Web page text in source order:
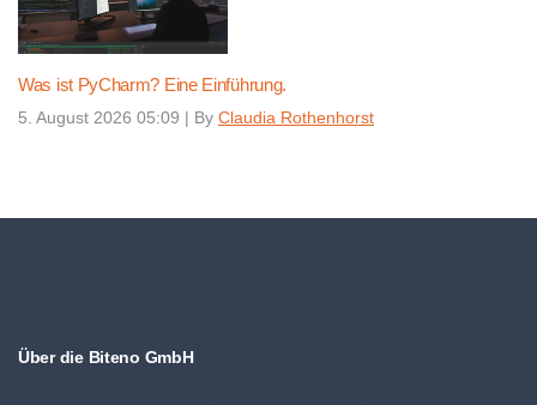
Was ist PyCharm? Eine Einführung.
5. August 2026 05:09 | By Claudia Rothenhorst
Über die Biteno GmbH